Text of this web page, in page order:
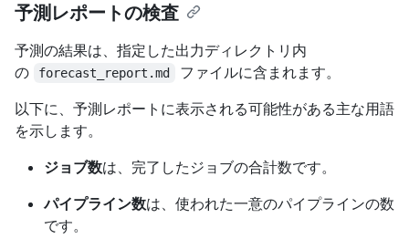
予測レポートの検査
予測の結果は、指定した出力ディレクトリ内
の
forecast_report.md
ファイルに含まれます。
以下に、予測レポートに表示される可能性がある主な用語
を示します。
ジョブ数は、完了したジョブの合計数です。
パイプライン数は、使われた一意のパイプラインの数
です。